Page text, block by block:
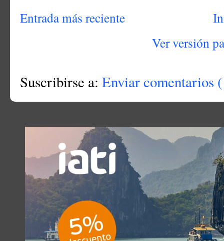
Entrada más reciente
Ver versión
Suscribirse a: Enviar comentarios